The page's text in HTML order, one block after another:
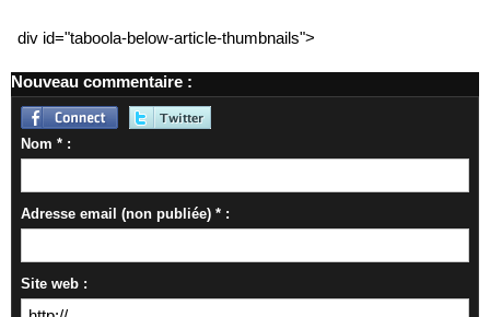
div id="taboola-below-article-thumbnails">
Nouveau commentaire :
Nom * :
Adresse email (non publiée) * :
Site web :